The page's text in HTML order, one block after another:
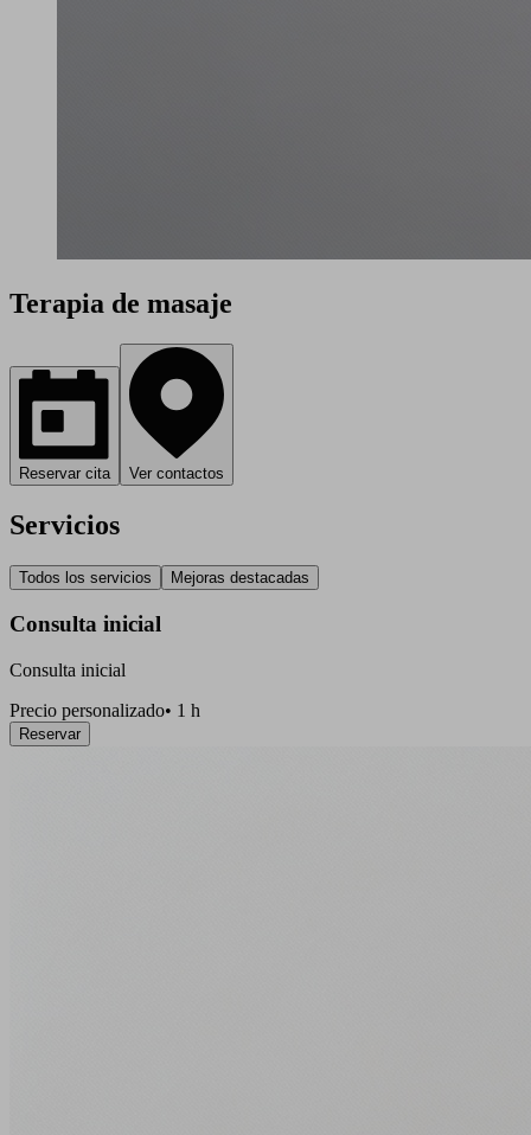
Terapia de masaje
Reservar cita Ver contactos
Servicios
Todos los servicios Mejoras destacadas
Consulta inicial
Consulta inicial
Precio personalizado• 1 h
Reservar